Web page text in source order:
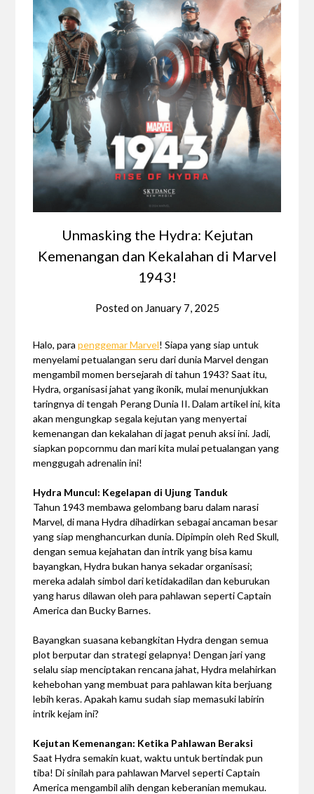
Unmasking the Hydra: Kejutan
Kemenangan dan Kekalahan di Marvel
1943!
Posted on January 7, 2025
Halo, parapenggemar Marvel! Siapa yang siap untuk
menyelami petualangan seru dari dunia Marvel dengan
mengambil momen bersejarah di tahun 1943? Saat itu,
Hydra, organisasi jahat yang ikonik, mulai menunjukkan
taringnya di tengah Perang Dunia II. Dalam artikel ini, kita
akan mengungkap segala kejutan yang menyertai
kemenangan dan kekalahan di jagat penuh aksi ini. Jadi,
siapkan popcornmu dan mari kita mulai petualangan yang
menggugah adrenalin ini!
Hydra Muncul: Kegelapan di Ujung Tanduk
Tahun 1943 membawa gelombang baru dalam narasi
Marvel, di mana Hydra dihadirkan sebagai ancaman besar
yang siap menghancurkan dunia. Dipimpin oleh Red Skull,
dengan semua kejahatan dan intrik yang bisa kamu
bayangkan, Hydra bukan hanya sekadar organisasi;
mereka adalah simbol dari ketidakadilan dan keburukan
yang harus dilawan oleh para pahlawan seperti Captain
America dan Bucky Barnes.
Bayangkan suasana kebangkitan Hydra dengan semua
plot berputar dan strategi gelapnya! Dengan jari yang
selalu siap menciptakan rencana jahat, Hydra melahirkan
kehebohan yang membuat para pahlawan kita berjuang
lebih keras. Apakah kamu sudah siap memasuki labirin
intrik kejam ini?
Kejutan Kemenangan: Ketika Pahlawan Beraksi
Saat Hydra semakin kuat, waktu untuk bertindak pun
tiba! Di sinilah para pahlawan Marvel seperti Captain
America mengambil alih dengan keberanian memukau.